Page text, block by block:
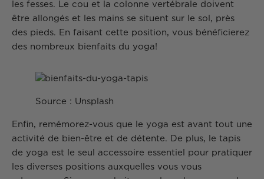
les fesses. Le cou et la colonne vertébrale doivent
être allongés et les mains se situent sur le sol, près
des pieds. En faisant cette position, vous bénéficierez
des nombreux bienfaits du yoga!
Source : Unsplash
Enfin, remémorez-vous que le yoga est avant tout une
activité de bien-être et de détente. De plus, le tapis
de yoga est le seul accessoire essentiel pour pratiquer
les diverses positions auxquelles vous vous